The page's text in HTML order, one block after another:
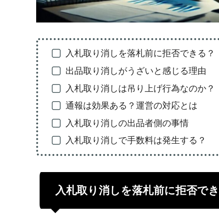
入札取り消しを落札前に拒否できる？
出品取り消しがうざいと感じる理由
入札取り消しは吊り上げ行為なのか？
通報は効果ある？運営の対応とは
入札取り消しの出品者側の事情
入札取り消しで手数料は発生する？
入札取り消しを落札前に拒否で